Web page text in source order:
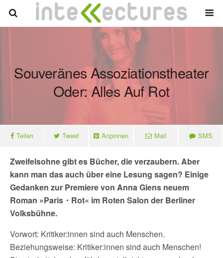
Souveränes Assoziationstheater
Oder: Alles Auf Rot
Teilen Tweet Anpinnen Mail SMS
Zweifelsohne gibt es Bücher, die verzaubern. Aber
kann man das auch über eine Lesung sagen? Einige
Gedanken zur Premiere von Anna Giens neuem
Roman »Paris・Rot« im Roten Salon der Berliner
Volksbühne.
Vorwort: Kritiker:innen sind auch Menschen.
Beziehungsweise: Kritiker:innen sind auch Menschen!